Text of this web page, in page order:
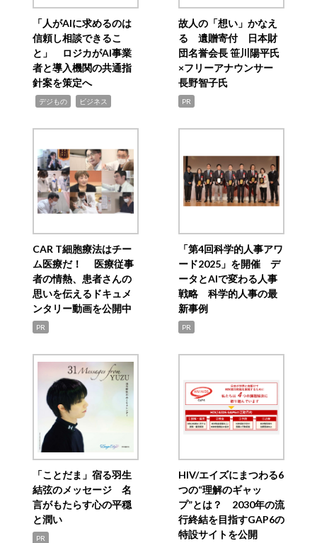
「人がAIに求めるのは
信頼し相談できるこ
と」 ロジカがAI事業
者と導入機関の共通指
針案を策定へ
デジもの ビジネス
故人の「想い」かなえ
る 遺贈寄付 日本財
団名誉会長 笹川陽平氏
×フリーアナウンサー
長野智子氏
PR
CAR T細胞療法はチー
ム医療だ！ 医療従事
者の情熱、患者さんの
思いを伝えるドキュメ
ンタリー動画を公開中
PR
「第4回科学的人事アワ
ード2025」を開催 デ
ータとAIで変わる人事
戦略 科学的人事の最
新事例
PR
「ことだま」宿る羽生
結弦のメッセージ 名
言がもたらす心の平穏
と潤い
PR
HIV/エイズにまつわる6
つの“理解のギャッ
プ”とは？ 2030年の流
行終結を目指すGAP6の
特設サイトを公開